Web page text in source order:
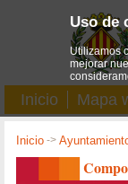
Inicio Mapa
Inicio ->
Uso de
Utilizamos
mejorar